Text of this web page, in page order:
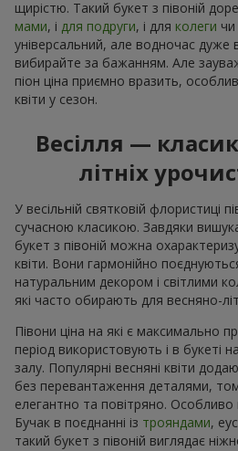
щирістю. Такий букет з півоній
мами, і для подруги, і для колеги чи
універсальний, але водночас дуже
вибирайте за бажанням. Але
піон ціна приємно вразить,
квіти у сезон.
Весілля —
літніх
У весільній святковій флористиці
сучасною класикою. Завдяки
букет з півоній можна
квіти. Вони гармонійно
натуральним декором і світлими
які часто обирають для весняно-
Півони ціна на які є максимально
період використовують і в букеті
залу. Популярні весняні квіти
без перевантаження деталями,
елегантно та повітряно. Особливо
Бучак в поєднанні із трояндами,
такий букет з півоній виглядає